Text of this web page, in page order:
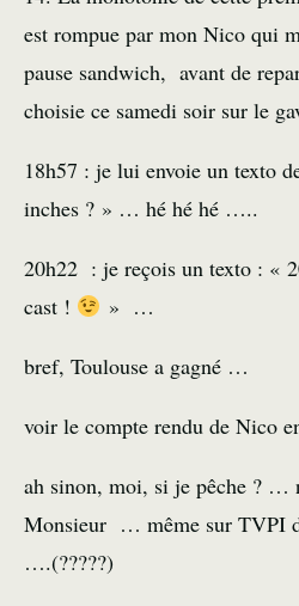
est rompue par mon Nico qui
pause sandwich, avant de
choisie ce samedi soir sur le
18h57 : je lui envoie un texto
inches ? » … hé hé hé …..
20h22 : je reçois un texto : «
cast !
» …
bref, Toulouse a gagné …
voir le compte rendu de Nico
ah sinon, moi, si je pêche ? …
Monsieur … même sur TVPI
….(?????)